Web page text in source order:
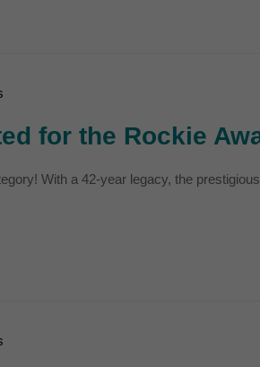
for the Rockie
With a 42-year legacy, the
anzeigen